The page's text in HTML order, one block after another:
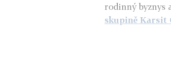
rodinný byznys
skupině Karsit